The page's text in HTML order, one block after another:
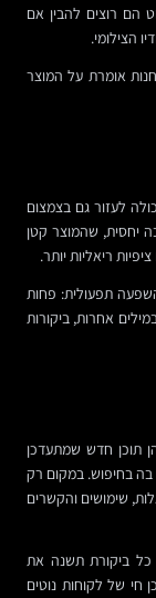
הם רוצים להבין אם
הצילומי.
אומרת על המוצר
לעזור גם בצמצום
יחסית, שהמוצר קטן
ריאליות יותר.
תפעולית: פחות
אחרות, ביקורות
תוכן חדש שמתעדכן
בחיפוש. במקום רק
שימושים והקשרים
כל ביקורת תשנה את
חי של לקוחות נוטים